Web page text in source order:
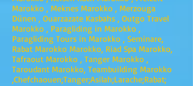
Marokko , Meknes Marokko , Merzouga
Dünen , Ouarzazate Kasbahs , Outgo Travel
Marokko , Paragliding in Marokko ,
Paragliding Tours in Marokko , Seminare,
Rabat Marokko Marokko, Riad Spa Marokko,
Tafraout Marokko , Tanger Marokko ,
Taroudant Marokko, Teambuilding Marokko
,Chefchaouen;Tanger;Asilah;Larache;Rabat;